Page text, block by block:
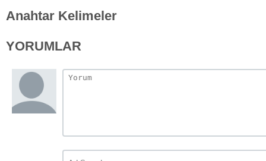
Anahtar Kelimeler
YORUMLAR